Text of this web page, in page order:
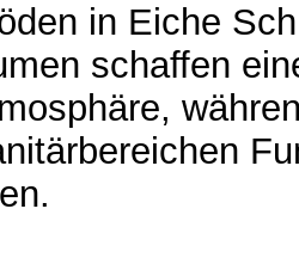
in Eiche
schaffen